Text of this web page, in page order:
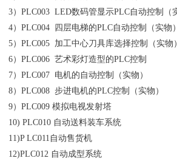
3）PLC003 LED数码管显示PLC自动控制（
4）PLC004 四层电梯的PLC自动控制（实物
5）PLC005 加工中心刀具库选择控制（实物
6）PLC006 艺术彩灯造型的PLC控制
7）PLC007 电机的自动控制（实物）
8）PLC008 步进电机的PLC控制（实物）
9）PLC009 模拟电视发射塔
10) PLC010 自动送料装车系统
11)P LC011自动售货机
12)PLC012 自动成型系统